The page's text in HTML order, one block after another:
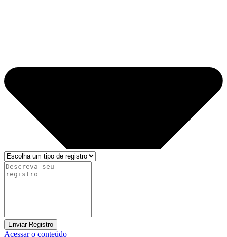
Enviar Registro
Acessar o conteúdo